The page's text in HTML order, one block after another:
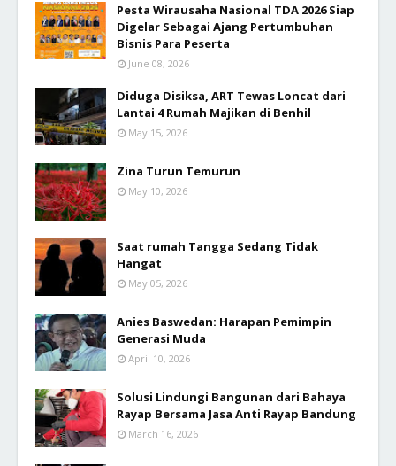
Pesta Wirausaha Nasional TDA 2026 Siap
Digelar Sebagai Ajang Pertumbuhan
Bisnis Para Peserta
June 08, 2026
Diduga Disiksa, ART Tewas Loncat dari
Lantai 4 Rumah Majikan di Benhil
May 15, 2026
Zina Turun Temurun
May 10, 2026
Saat rumah Tangga Sedang Tidak
Hangat
May 05, 2026
Anies Baswedan: Harapan Pemimpin
Generasi Muda
April 10, 2026
Solusi Lindungi Bangunan dari Bahaya
Rayap Bersama Jasa Anti Rayap Bandung
March 16, 2026